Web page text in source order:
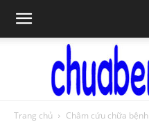
Trang chủ Châm cứu chữa bệnh